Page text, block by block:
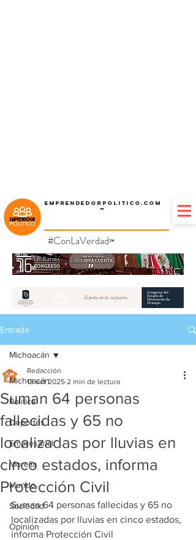
Emprendedorpolitico.com
™
#ConLaVerdad℠
Entrada
Michoacán
Política
Deportes
Empresarial
Morelia
Mundo
Sociedad
Opinión
Michoacán
Suman 64 personas
fallecidas y 65 no
localizadas por lluvias en
cinco estados, informa
Protección Civil
Redacción
13 oct 2025 2 min de lectura
Suman 64 personas fallecidas y 65 no
localizadas por lluvias en cinco estados,
informa Protección Civil